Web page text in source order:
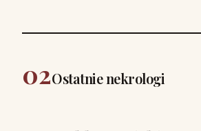
02Ostatnie nekrologi